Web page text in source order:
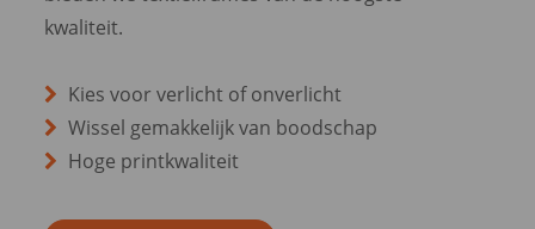
kwaliteit.
Kies voor verlicht of onverlicht
Wissel gemakkelijk van boodschap
Hoge printkwaliteit